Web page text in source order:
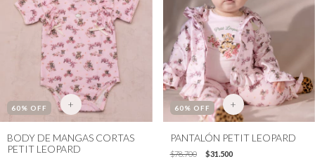
60% OFF +
BODY DE MANGAS CORTAS
PETIT LEOPARD
60% OFF +
PANTALÓN PETIT LEOPARD
$78.700
$31.500